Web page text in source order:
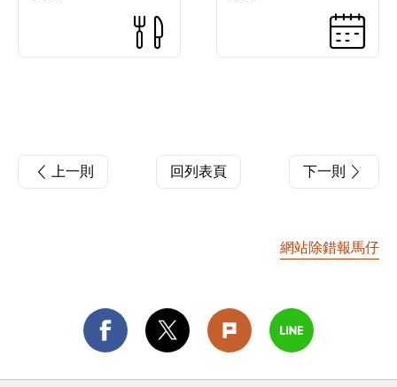
上一則 回列表頁 下一則
網站除錯報馬仔